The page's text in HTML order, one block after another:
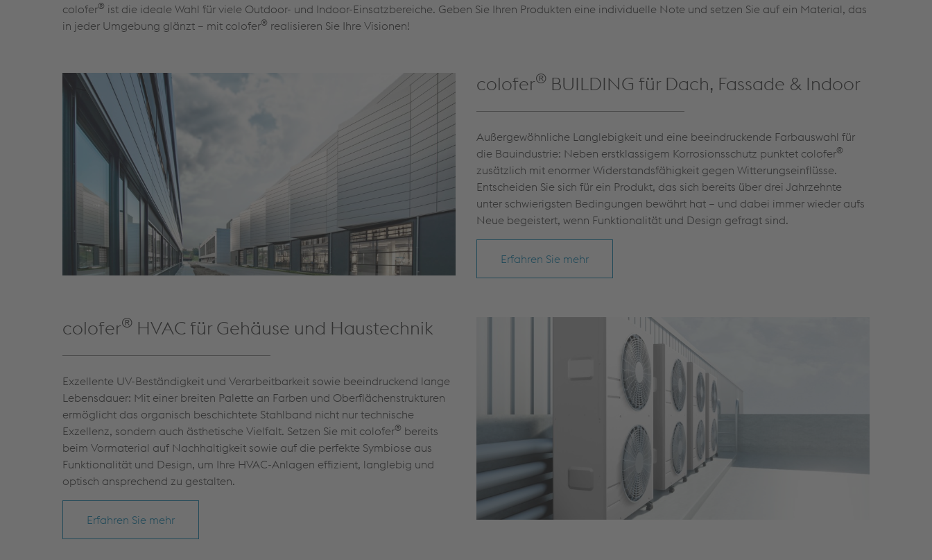
colofer® ist die ideale Wahl für viele Outdoor- und Indoor-Einsatzbereiche. Geben Sie Ihren Produkten eine individuelle Note und setzen Sie auf ein Material, das
in jeder Umgebung glänzt – mit colofer® realisieren Sie Ihre Visionen!
colofer® BUILDING für Dach, Fassade & Indoor
Außergewöhnliche Langlebigkeit und eine beeindruckende Farbauswahl für
die Bauindustrie: Neben erstklassigem Korrosionsschutz punktet colofer®
zusätzlich mit enormer Widerstandsfähigkeit gegen Witterungseinflüsse.
Entscheiden Sie sich für ein Produkt, das sich bereits über drei Jahrzehnte
unter schwierigsten Bedingungen bewährt hat – und dabei immer wieder aufs
Neue begeistert, wenn Funktionalität und Design gefragt sind.
Erfahren Sie mehr
colofer® HVAC für Gehäuse und Haustechnik
Exzellente UV-Beständigkeit und Verarbeitbarkeit sowie beeindruckend lange
Lebensdauer: Mit einer breiten Palette an Farben und Oberflächenstrukturen
ermöglicht das organisch beschichtete Stahlband nicht nur technische
Exzellenz, sondern auch ästhetische Vielfalt. Setzen Sie mit colofer® bereits
beim Vormaterial auf Nachhaltigkeit sowie auf die perfekte Symbiose aus
Funktionalität und Design, um Ihre HVAC-Anlagen effizient, langlebig und
optisch ansprechend zu gestalten.
Erfahren Sie mehr